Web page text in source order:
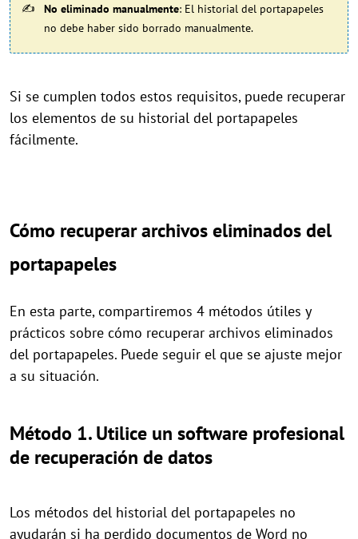
No eliminado manualmente: El historial del portapapeles
no debe haber sido borrado manualmente.
Si se cumplen todos estos requisitos, puede recuperar
los elementos de su historial del portapapeles
fácilmente.
Cómo recuperar archivos eliminados del
portapapeles
En esta parte, compartiremos 4 métodos útiles y
prácticos sobre cómo recuperar archivos eliminados
del portapapeles. Puede seguir el que se ajuste mejor
a su situación.
Método 1. Utilice un software profesional
de recuperación de datos
Los métodos del historial del portapapeles no
ayudarán si ha perdido documentos de Word no